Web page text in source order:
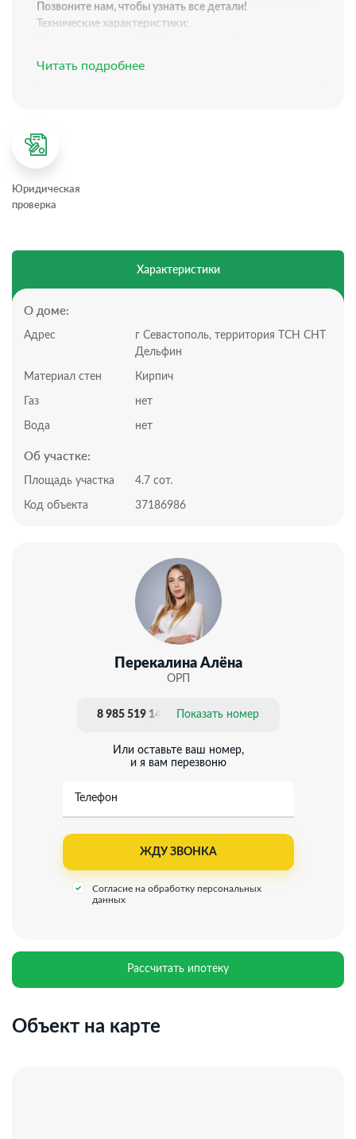
Позвоните нам, чтобы узнать все детали!
Технические характеристики:
Электричество: 7 кВт
Планировка дома:
Всего 3 этажа, 7 комнаты
комната, санузел, бойлерная, гараж, тех комната.
2 этаж: 3 комнаты, санузел, балкон
Участок 4,7 сотки, статус участка: СТ
Территория огорожена забором
Подъезд по грунтовой дороге
Участок ровный, правильной формы.
При продаже дома остается все.
Позвоните нам, чтобы назначить просмотр!
Объект расположен в непосредственной близости от
Т-образного перекрестка с развитой
Недалеко расположены продуктовый мини маркет,
пункт выдачи Wildberries, кафе, остановка
оборудованный спуск к морю с прекрасным пляжем.
Профессиональное сопровождение до получения
права собственности.
Добавьте предложение в закладки, чтобы не
Читать подробнее
Юридическая
проверка
Характеристики
О доме:
Адрес
г Севастополь, территория ТСН СНТ
Дельфин
Материал стен Кирпич
Газ нет
Вода нет
Об участке:
Площадь участка 4.7 сот.
Код объекта 37186986
Перекалина Алёна
ОРП
8 985 519 14 50 Показать номер
Или оставьте ваш номер,
и я вам перезвоню
Телефон
Согласие на обработку персональных
данных
Рассчитать ипотеку
Объект на карте